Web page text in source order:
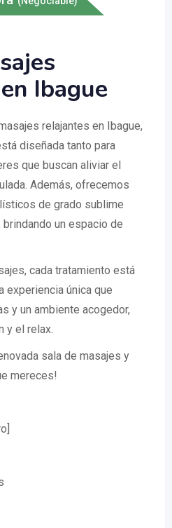
Ibague
relajantes en Ibague,
diseñada tanto para
que buscan aliviar el
Además, ofrecemos
de grado sublime
un espacio de
cada tratamiento está
experiencia única que
y un ambiente acogedor,
y el relax.
sala de masajes y
mereces!